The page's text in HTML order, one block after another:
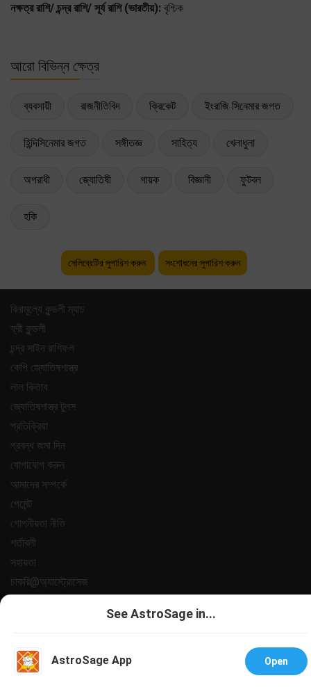
নক্ষত্র রাশি/ চন্দ্র রাশি/ সূর্য রাশি (ভারতীয়): বৃশ্চিক
আরো বিভিন্ন ক্ষেত্র
ব্যবসায়ী রাজনীতিবিদ ক্রিকেট ইংরাজি সিনেমার জগত
হিন্দিসিনেমার জগত সঙ্গীতজ্ঞ সাহিত্য খেলাধুলা
অপরাধী জ্যোতিষী গায়ক বিজ্ঞানী ফুটবল
হকি
সেলিব্রেটির সুপারিশ করুন সংশোধনের সুপারিশ করুন
বিনামূল্যে কুন্ডলী ম্যাচ
ফ্রী কুন্ডলী
চন্দ্র সাইন রাশিফল
কেপি জ্যোতিষশাস্ত্র
লাল কিতাব
জ্যোতিষশাস্ত্র টুলস
প্রতিক্রিয়া
প্রবন্ধ জমা দিন
যোগাযোগ করুন
আমাদের সম্পর্কে
পেমেন্ট
গোপনীয়তা নীতি
শর্তাবলী
সহায়তা
চাকরি@অ্যাস্ট্রোসেজ
All copyrights reserved 2025AstroSage.com
See AstroSage in...
AstroSage App Open